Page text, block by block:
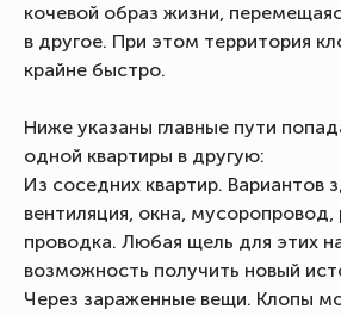
кочевой образ жизни,
в другое. При этом территория
крайне быстро.
Ниже указаны главные пути
одной квартиры в другую:
Из соседних квартир. Вариантов
вентиляция, окна, мусоропровод,
проводка. Любая щель для этих
возможность получить новый
Через зараженные вещи. Клопы